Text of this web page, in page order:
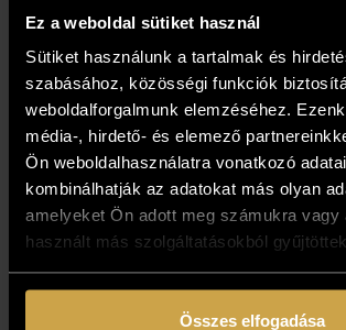
Ez a weboldal sütiket használ
Sütiket használunk a tartalmak és
szabásához, közösségi funkciók
weboldalforgalmunk elemzéséhez.
média-, hirdető- és elemező
Ön weboldalhasználatra vonatkozó
kombinálhatják az adatokat más olyan
amelyeket Ön adott meg számukra vagy
használt más szolgáltatásokból
Összes elfogadása
Fekete József -
nyaralunk